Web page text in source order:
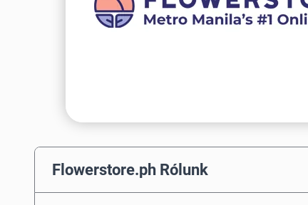
Flowerstore.ph Rólunk